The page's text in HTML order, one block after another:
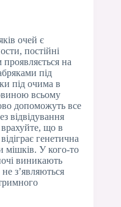
очей є
постійні
на
під
під очима в
всьому
допоможуть все
відвідування
що в
генетична
мішків. У кого-то
виникають
з’являються